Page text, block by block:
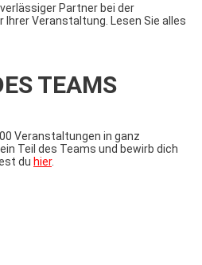
Partner bei der
Veranstaltung. Lesen Sie alles
TEAMS
Veranstaltungen in ganz
Teil des Teams und bewirb dich
du hier.